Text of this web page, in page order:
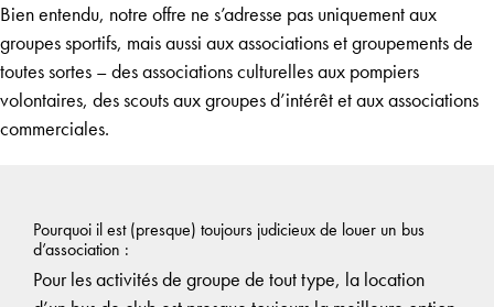
Bien entendu, notre offre ne s’adresse pas uniquement aux
groupes sportifs, mais aussi aux associations et groupements de
toutes sortes – des associations culturelles aux pompiers
volontaires, des scouts aux groupes d’intérêt et aux associations
commerciales.
Pourquoi il est (presque) toujours judicieux de louer un bus
d’association :
Pour les activités de groupe de tout type, la location